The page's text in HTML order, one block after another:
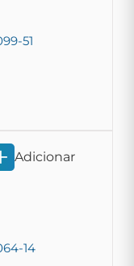
51
14
Adicionar